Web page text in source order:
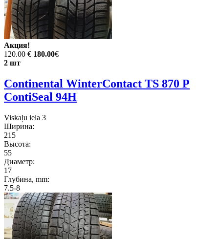
Акция!
120.00 € 180.00€
2 шт
Continental WinterContact TS 870 P
ContiSeal 94H
Viskaļu iela 3
Ширина:
215
Высота:
55
Диаметр:
17
Глубина, mm:
7.5-8